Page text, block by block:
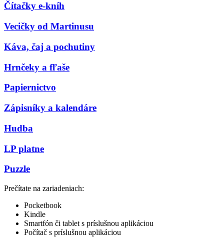
Čítačky e-kníh
Vecičky od Martinusu
Káva, čaj a pochutiny
Hrnčeky a fľaše
Papiernictvo
Zápisníky a kalendáre
Hudba
LP platne
Puzzle
Prečítate na zariadeniach:
Pocketbook
Kindle
Smartfón či tablet s príslušnou aplikáciou
Počítač s príslušnou aplikáciou